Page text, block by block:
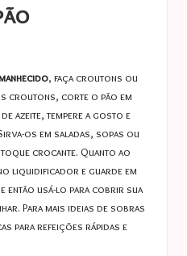
, faça croutons ou
croutons, corte o pão em
azeite, tempere a gosto e
os em saladas, sopas ou
toque crocante. Quanto ao
liquidificador e guarde em
então usá-lo para cobrir sua
Para mais ideias de sobras
para refeições rápidas e